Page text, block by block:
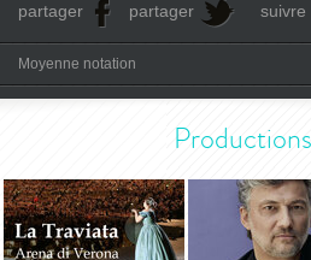
partager partager suivre
Moyenne notation